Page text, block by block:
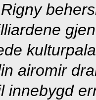
airomir
innebygd